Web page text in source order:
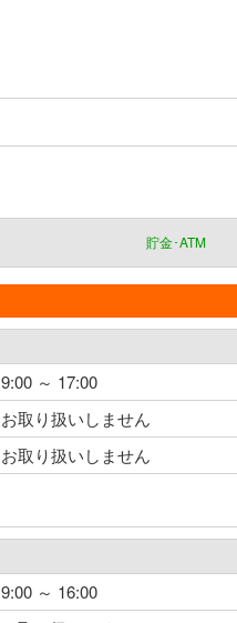
貯金･ATM
9:00 ～ 17:00
お取り扱いしません
お取り扱いしません
9:00 ～ 16:00